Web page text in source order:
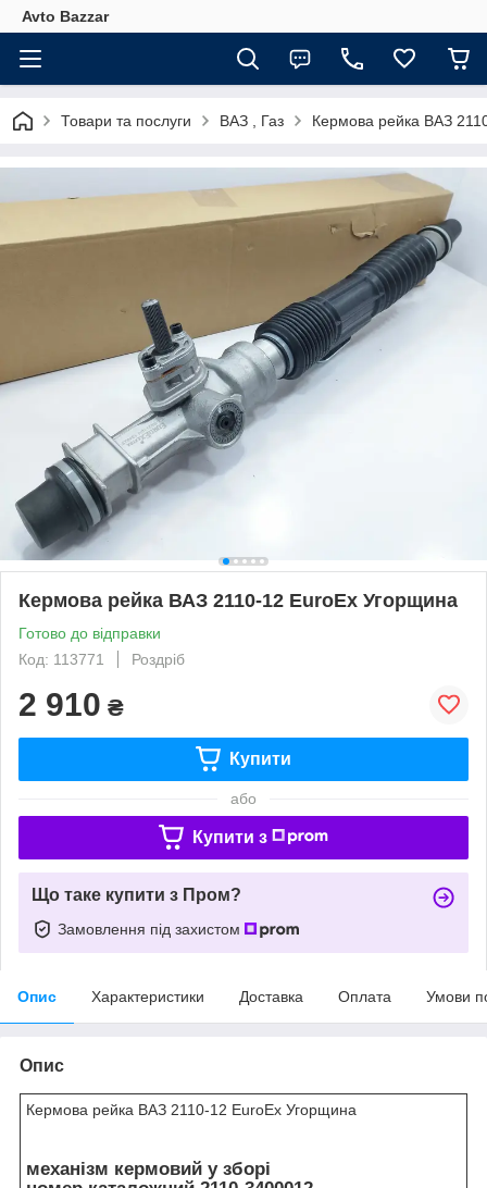
Avto Bazzar
Товари та послуги ВАЗ , Газ Кермова рейка ВАЗ
Кермова рейка ВАЗ 2110-12 EuroEx Угорщина
Готово до відправки
Код: 113771
Роздріб
2 910 ₴
Купити
або
Купити з
Що таке купити з Пром?
Замовлення під захистом
Опис Характеристики Доставка Оплата Умови
Опис
Кермова рейка ВАЗ 2110-12 EuroEx Угорщина
механізм кермовий у зборі